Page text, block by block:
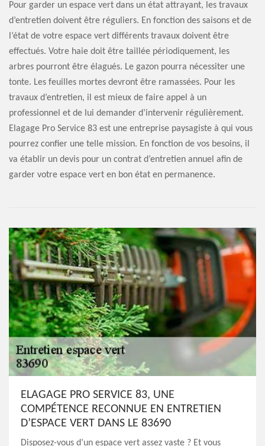
Pour garder un espace vert dans un état attrayant, les travaux
d’entretien doivent être réguliers. En fonction des saisons et de
l’état de votre espace vert différents travaux doivent être
effectués. Votre haie doit être taillée périodiquement, les
arbres pourront être élagués. Le gazon pourra nécessiter une
tonte. Les feuilles mortes devront être ramassées. Pour les
travaux d’entretien, il est mieux de faire appel à un
professionnel et de lui demander d’intervenir régulièrement.
Elagage Pro Service 83 est une entreprise paysagiste à qui vous
pourrez confier une telle mission. En fonction de vos besoins, il
va établir un devis pour un contrat d’entretien annuel afin de
garder votre espace vert en bon état en permanence.
ELAGAGE PRO SERVICE 83, UNE
COMPÉTENCE RECONNUE EN ENTRETIEN
D’ESPACE VERT DANS LE 83690
Disposez-vous d’un espace vert assez vaste ? Et vous